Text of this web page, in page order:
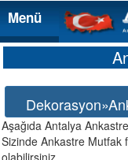
Menü
Menü
Aşağıda Antalya
Sizinde Ankastre Mutfak